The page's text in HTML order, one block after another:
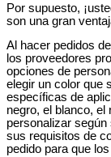
Por supuesto,
son una gran
Al hacer pedidos
los proveedores
opciones de
elegir un color que
específicas de
negro, el blanco, el
personalizar
sus requisitos de
pedido para que